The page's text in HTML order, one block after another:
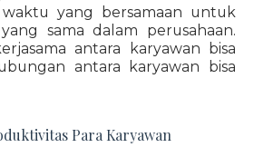
yang bersamaan untuk
sama dalam perusahaan.
antara karyawan bisa
antara karyawan bisa
Para Karyawan